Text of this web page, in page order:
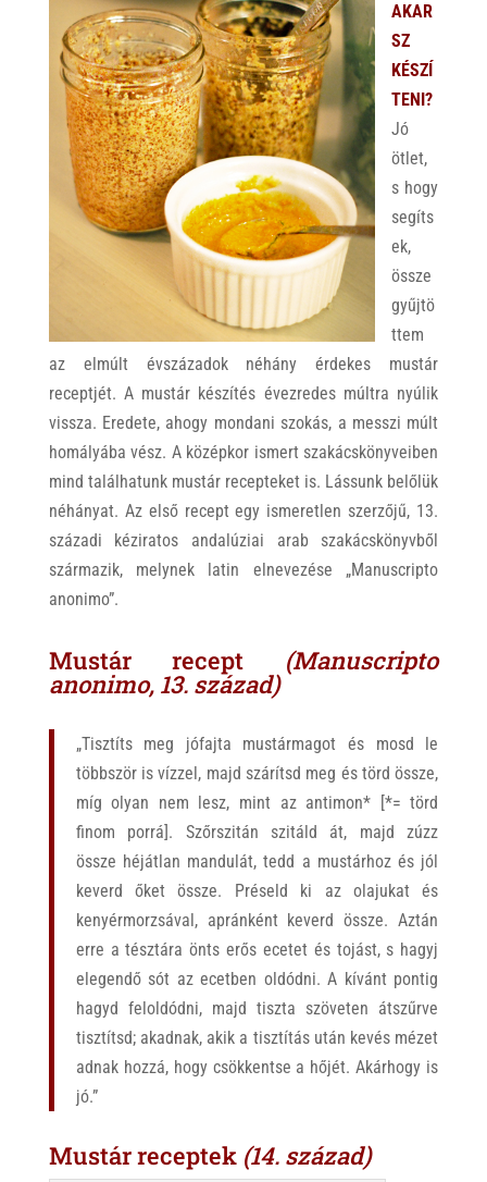
AKAR
SZ
KÉSZÍ
TENI?
Jó
ötlet,
s hogy
segíts
ek,
össze
gyűjtö
ttem
az elmúlt évszázadok néhány érdekes mustár
receptjét. A mustár készítés évezredes múltra nyúlik
vissza. Eredete, ahogy mondani szokás, a messzi múlt
homályába vész. A középkor ismert szakácskönyveiben
mind találhatunk mustár recepteket is. Lássunk belőlük
néhányat. Az első recept egy ismeretlen szerzőjű, 13.
századi kéziratos andalúziai arab szakácskönyvből
származik, melynek latin elnevezése „Manuscripto
anonimo”.
Mustár recept (Manuscripto
anonimo, 13. század)
„Tisztíts meg jófajta mustármagot és mosd le
többször is vízzel, majd szárítsd meg és törd össze,
míg olyan nem lesz, mint az antimon* [*= törd
finom porrá]. Szőrszitán szitáld át, majd zúzz
össze héjátlan mandulát, tedd a mustárhoz és jól
keverd őket össze. Préseld ki az olajukat és
kenyérmorzsával, apránként keverd össze. Aztán
erre a tésztára önts erős ecetet és tojást, s hagyj
elegendő sót az ecetben oldódni. A kívánt pontig
hagyd feloldódni, majd tiszta szöveten átszűrve
tisztítsd; akadnak, akik a tisztítás után kevés mézet
adnak hozzá, hogy csökkentse a hőjét. Akárhogy is
jó.”
Mustár receptek (14. század)